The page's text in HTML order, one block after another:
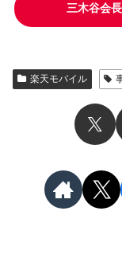
三木谷会
楽天モバイル